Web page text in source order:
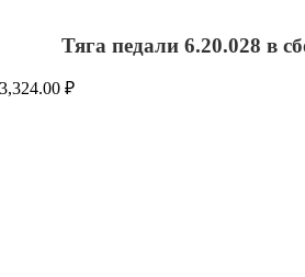
Тяга педали 6.20.028 в
3,324.00₽